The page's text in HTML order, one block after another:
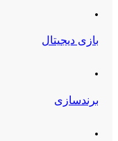
.
بازی دیجیتال
.
برندسازی
.